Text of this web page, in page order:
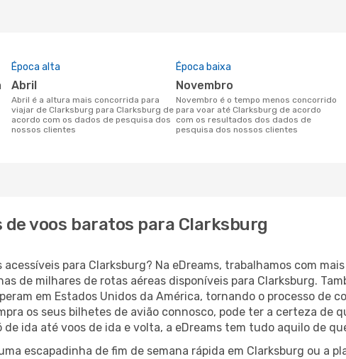
Época alta
abril
abril é a altura mais concorrida para
viajar de Clarksburg para Clarksburg de
acordo com os dados de pesquisa dos
nossos clientes
Época baixa
novembro
novembro é o tempo menos concorrido
para voar até Clarksburg de acordo
com os resultados dos dados de
pesquisa dos nossos clientes
voos baratos para Clarksburg
para Clarksburg? Na eDreams, trabalhamos com
de milhares de rotas aéreas disponíveis para Clarksburg.
em Estados Unidos da América, tornando o processo de
os seus bilhetes de avião connosco, pode ter a certeza de
de ida até voos de ida e volta, a eDreams tem tudo aquilo de
escapadinha de fim de semana rápida em Clarksburg ou a